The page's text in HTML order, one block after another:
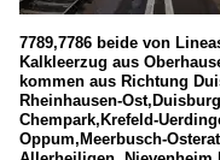
7789,7786 beide von
Kalkleerzug aus
kommen aus Richtung
Rheinhausen-
Chempark,Krefeld-
Oppum,Meerbusch-